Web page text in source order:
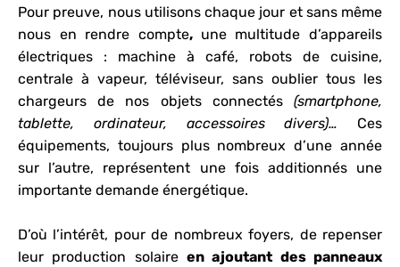
Pour preuve, nous utilisons chaque jour et sans même
nous en rendre compte, une multitude d’appareils
électriques : machine à café, robots de cuisine,
centrale à vapeur, téléviseur, sans oublier tous les
chargeurs de nos objets connectés (smartphone,
tablette, ordinateur, accessoires divers)… Ces
équipements, toujours plus nombreux d’une année
sur l’autre, représentent une fois additionnés une
importante demande énergétique.
D’où l’intérêt, pour de nombreux foyers, de repenser
leur production solaire en ajoutant des panneaux